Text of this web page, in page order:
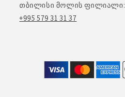
თბილისი მოლის ფილიალი:
+995 579 31 31 37